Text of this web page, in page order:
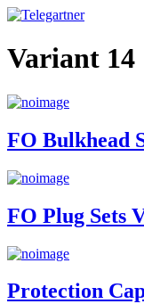
Variant 14
FO Bulkhead
FO Plug Sets
Protection